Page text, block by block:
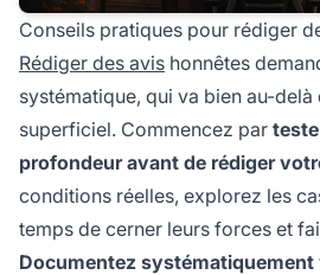
Conseils pratiques pour rédiger
Rédiger des avis honnêtes
systématique, qui va bien au-delà
superficiel. Commencez par
profondeur avant de rédiger
conditions réelles, explorez les
temps de cerner leurs forces et
Documentez systématiquement